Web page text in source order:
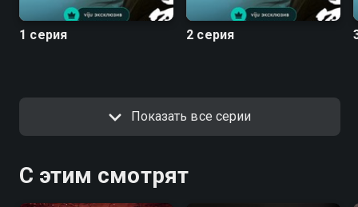
1 серия 2 серия
Показать все серии
С этим смотрят